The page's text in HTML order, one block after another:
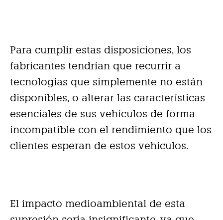
Para cumplir estas disposiciones, los
fabricantes tendrían que recurrir a
tecnologías que simplemente no están
disponibles, o alterar las características
esenciales de sus vehículos de forma
incompatible con el rendimiento que los
clientes esperan de estos vehículos.
El impacto medioambiental de esta